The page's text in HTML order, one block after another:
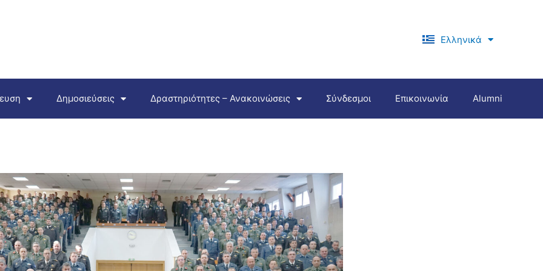
Ελληνικά
English
Δημοσιεύσεις Δραστηριότητες – Ανακοινώσεις Σύνδεσμοι Επικοινωνία Alumni